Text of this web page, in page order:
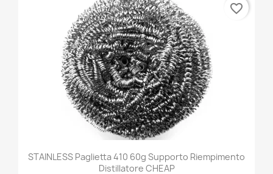
STAINLESS Paglietta 410 60g Supporto Riempimento
Distillatore CHEAP
favorite_border